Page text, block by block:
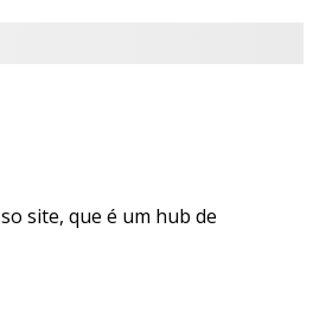
site, que é um hub de